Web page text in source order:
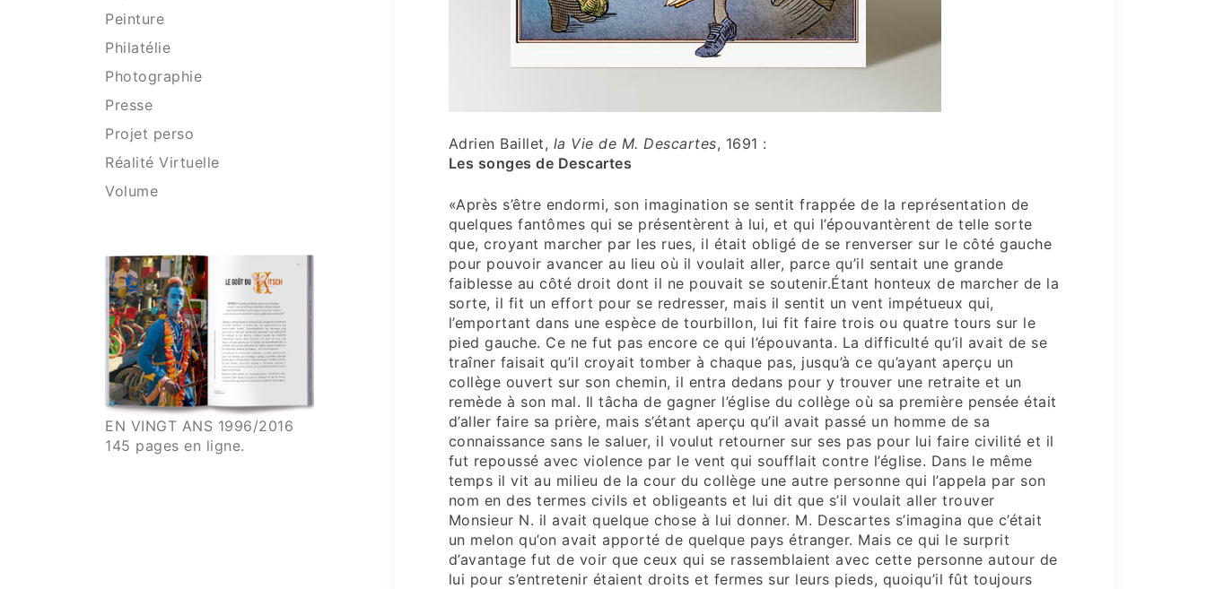
Adrien Baillet, la Vie de M. Descartes, 1691 :
Les songes de Descartes
«Après s’être endormi, son imagination se sentit frappée de la représentation de
quelques fantômes qui se présentèrent à lui, et qui l’épouvantèrent de telle sorte
que, croyant marcher par les rues, il était obligé de se renverser sur le côté gauche
pour pouvoir avancer au lieu où il voulait aller, parce qu’il sentait une grande
faiblesse au côté droit dont il ne pouvait se soutenir.Étant honteux de marcher de la
sorte, il fit un effort pour se redresser, mais il sentit un vent impétueux qui,
l’emportant dans une espèce de tourbillon, lui fit faire trois ou quatre tours sur le
pied gauche. Ce ne fut pas encore ce qui l’épouvanta. La difficulté qu’il avait de se
traîner faisait qu’il croyait tomber à chaque pas, jusqu’à ce qu’ayant aperçu un
collège ouvert sur son chemin, il entra dedans pour y trouver une retraite et un
remède à son mal. Il tâcha de gagner l’église du collège où sa première pensée était
d’aller faire sa prière, mais s’étant aperçu qu’il avait passé un homme de sa
connaissance sans le saluer, il voulut retourner sur ses pas pour lui faire civilité et il
fut repoussé avec violence par le vent qui soufflait contre l’église. Dans le même
temps il vit au milieu de la cour du collège une autre personne qui l’appela par son
nom en des termes civils et obligeants et lui dit que s’il voulait aller trouver
Monsieur N. il avait quelque chose à lui donner. M. Descartes s’imagina que c’était
un melon qu’on avait apporté de quelque pays étranger. Mais ce qui le surprit
d’avantage fut de voir que ceux qui se rassemblaient avec cette personne autour de
lui pour s’entretenir étaient droits et fermes sur leurs pieds, quoiqu’il fût toujours
Peinture
Philatélie
Photographie
Presse
Projet perso
Réalité Virtuelle
Volume
EN VINGT ANS 1996/2016
145 pages en ligne.